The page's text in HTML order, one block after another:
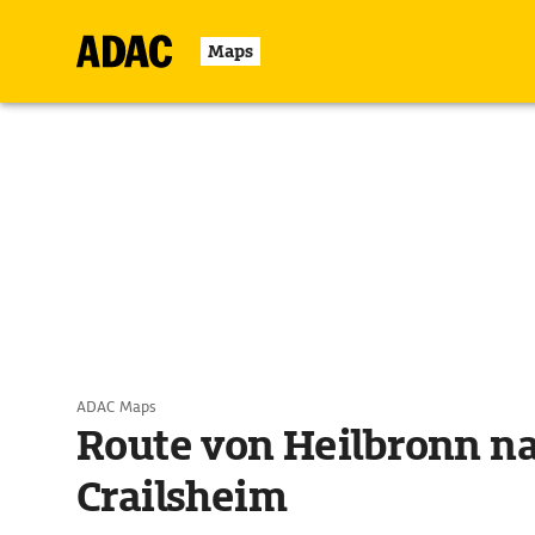
Maps
ADAC Maps
Route von Heilbronn
Crailsheim